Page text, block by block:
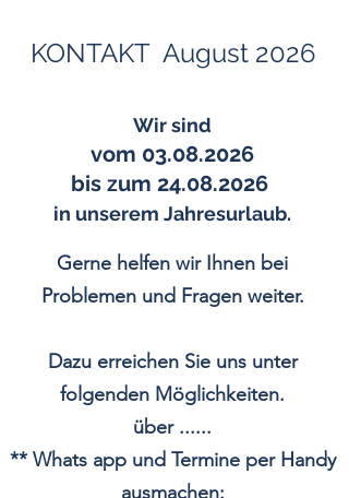
KONTAKT August 2026
Wir sind
vom 03.08.2026
bis zum 24.08.2026
in unserem Jahresurlaub.
Gerne helfen wir Ihnen bei
Problemen und Fragen weiter.
Dazu erreichen Sie uns unter
folgenden Möglichkeiten.
über ......
**Whats app und Termine per Handy
ausmachen: